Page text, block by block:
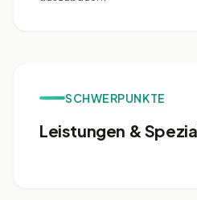
SCHWERPUNKTE
Leistungen &